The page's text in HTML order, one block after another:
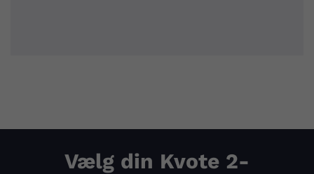
Vælg din Kvote 2-